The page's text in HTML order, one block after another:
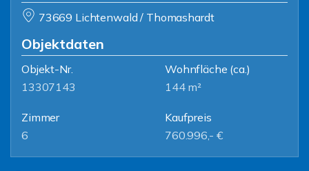
73669 Lichtenwald / Thomashardt
Objektdaten
Objekt-Nr.
13307143
Wohnfläche (ca.)
144 m²
Zimmer
6
Kaufpreis
760.996,- €